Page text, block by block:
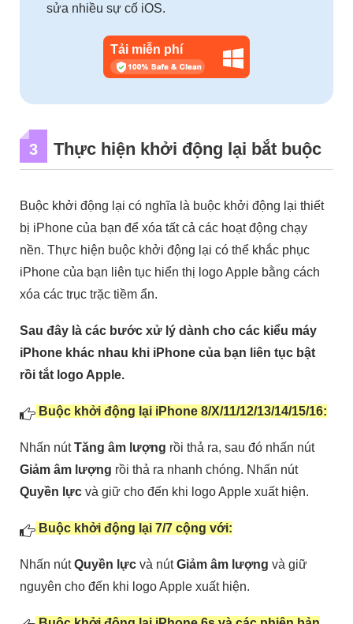
sửa nhiều sự cố iOS.
Tải miễn phí
3 Thực hiện khởi động lại bắt buộc
Buộc khởi động lại có nghĩa là buộc khởi động lại thiết
bị iPhone của bạn để xóa tất cả các hoạt động chạy
nền. Thực hiện buộc khởi động lại có thể khắc phục
iPhone của bạn liên tục hiển thị logo Apple bằng cách
xóa các trục trặc tiềm ẩn.
Sau đây là các bước xử lý dành cho các kiểu máy
iPhone khác nhau khi iPhone của bạn liên tục bật
rồi tắt logo Apple.
Buộc khởi động lại iPhone 8/X/11/12/13/14/15/16:
Nhấn nútTăng âm lượng rồi thả ra, sau đó nhấn nút
Giảm âm lượng rồi thả ra nhanh chóng. Nhấn nút
Quyền lực và giữ cho đến khi logo Apple xuất hiện.
Buộc khởi động lại 7/7 cộng với:
Nhấn nútQuyền lực và nútGiảm âm lượng và giữ
nguyên cho đến khi logo Apple xuất hiện.